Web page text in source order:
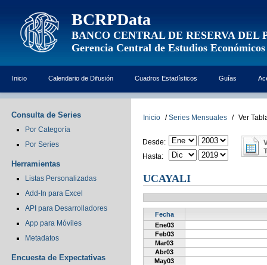
BCRPData
BANCO CENTRAL DE RESERVA DEL
Gerencia Central de Estudios Económicos
Inicio Calendario de Difusión Cuadros Estadísticos Guías
Consulta de Series
Por Categoría
Por Series
Herramientas
Listas Personalizadas
Add-In para Excel
API para Desarrolladores
App para Móviles
Metadatos
Encuesta de Expectativas
Inicio / Series Mensuales / Ver
Desde:
Hasta:
UCAYALI
Fecha
Ene03
Feb03
Mar03
Abr03
May03